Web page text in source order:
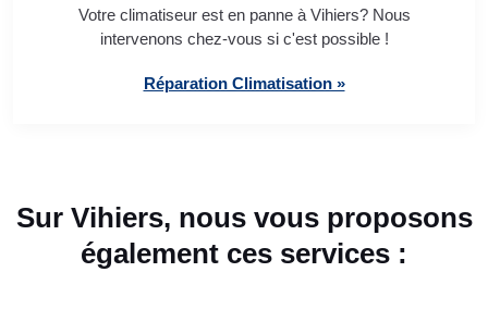
Votre climatiseur est en panne à Vihiers? Nous
intervenons chez-vous si c'est possible !
Réparation Climatisation »
Sur Vihiers, nous vous proposons
également ces services :